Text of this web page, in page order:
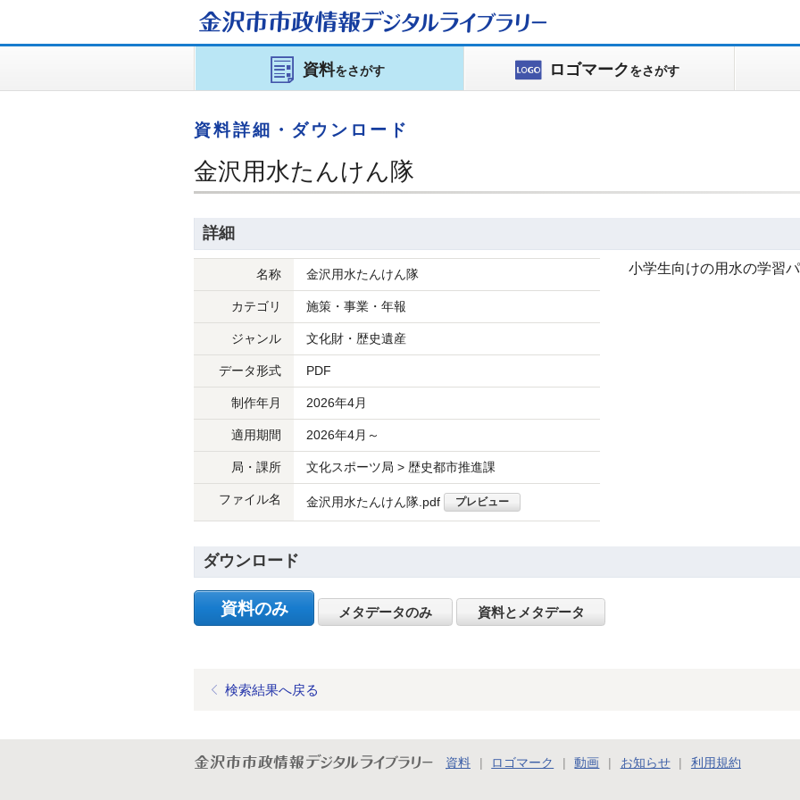
金沢市市政情報デジタルライブラリー
資料をさがす ロゴマーク をさがす
資料詳細・ダウンロード
金沢用水たんけん隊
詳細
名称 金沢用水たんけん隊
カテゴリ 施策・事業・年報
ジャンル 文化財・歴史遺産
データ形式 PDF
制作年月 2026年4月
適用期間 2026年4月～
局・課所 文化スポーツ局 > 歴史都市推進課
ファイル名 金沢用水たんけん隊.pdf プレビュー
小学生向けの用水の学習
ダウンロード
資料のみ メタデータのみ 資料とメタデータ
検索結果へ戻る
金沢市市政情報デジタルライブラリー 資料 ロゴマーク 動画 お知らせ 利用規約